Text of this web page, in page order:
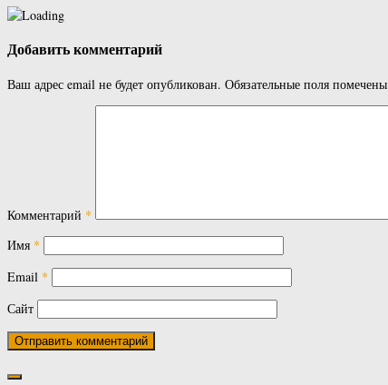
Добавить комментарий
Ваш адрес email не будет опубликован. Обязательные поля помечены
Комментарий *
Имя *
Email *
Сайт